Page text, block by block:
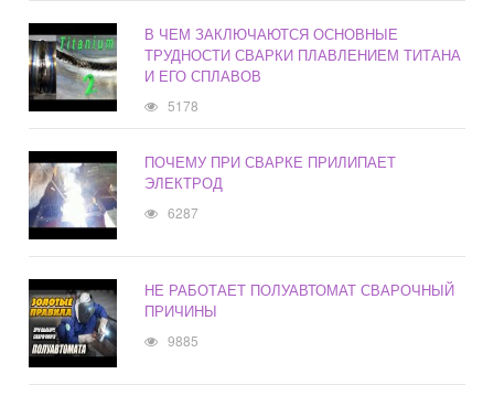
В ЧЕМ ЗАКЛЮЧАЮТСЯ ОСНОВНЫЕ
ТРУДНОСТИ СВАРКИ ПЛАВЛЕНИЕМ ТИТАНА
И ЕГО СПЛАВОВ
5178
ПОЧЕМУ ПРИ СВАРКЕ ПРИЛИПАЕТ
ЭЛЕКТРОД
6287
НЕ РАБОТАЕТ ПОЛУАВТОМАТ СВАРОЧНЫЙ
ПРИЧИНЫ
9885